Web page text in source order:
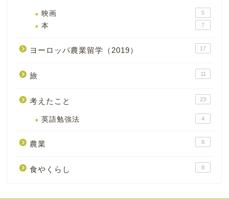
映画 5
本 7
ヨーロッパ農業留学（2019） 17
旅 11
考えたこと 23
英語勉強法 4
農業 8
食やくらし 8